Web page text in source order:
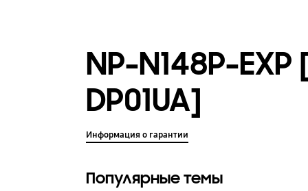
NP-N148P-
DP01UA]
Информация о гарантии
Популярные темы